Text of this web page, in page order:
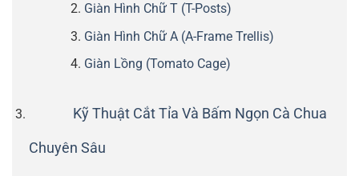
Giàn Hình Chữ T (T-Posts)
Giàn Hình Chữ A (A-Frame Trellis)
Giàn Lồng (Tomato Cage)
Kỹ Thuật Cắt Tỉa Và Bấm Ngọn Cà Chua
Chuyên Sâu